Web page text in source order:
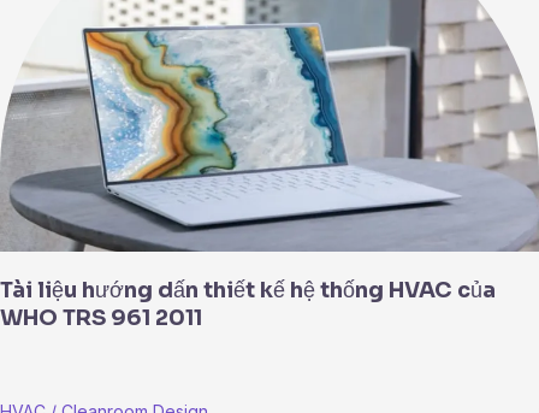
Tài liệu hướng dấn thiết kế hệ thống HVAC của
WHO TRS 961 2011
thống
HVAC
của
WHO
TRS
2011